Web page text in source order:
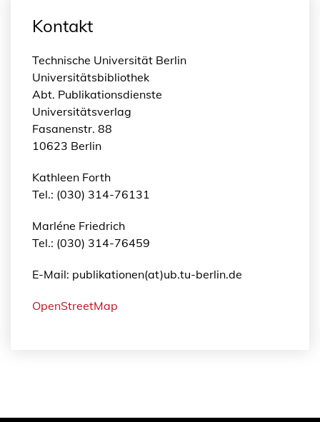
Kontakt
Technische Universität Berlin
Universitätsbibliothek
Abt. Publikationsdienste
Universitätsverlag
Fasanenstr. 88
10623 Berlin
Kathleen Forth
Tel.: (030) 314-76131
Marléne Friedrich
Tel.: (030) 314-76459
E-Mail: publikationen(at)ub.tu-berlin.de
OpenStreetMap